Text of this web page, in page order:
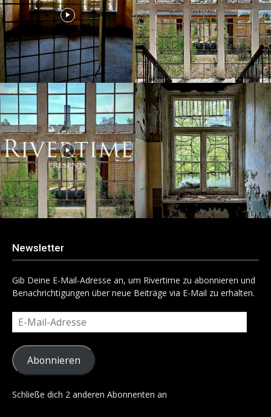
Newsletter
Gib Deine E-Mail-Adresse an, um Rivertime zu abonnieren und
Benachrichtigungen über neue Beiträge via E-Mail zu erhalten.
E-
Mail-
Adresse
Abonnieren
Schließe dich 2 anderen Abonnenten an